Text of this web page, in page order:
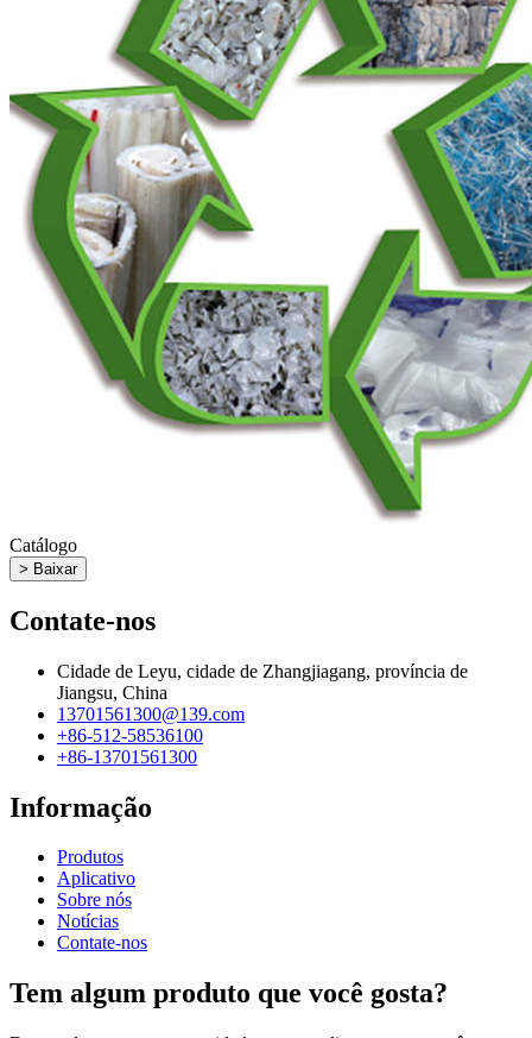
Catálogo
> Baixar
Contate-nos
Cidade de Leyu, cidade de Zhangjiagang, província de
Jiangsu, China
13701561300@139.com
+86-512-58536100
+86-13701561300
Informação
Produtos
Aplicativo
Sobre nós
Notícias
Contate-nos
Tem algum produto que você gosta?